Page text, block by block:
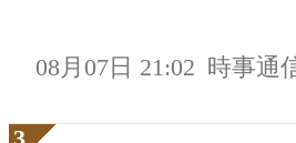
08月07日 21:02 時事通